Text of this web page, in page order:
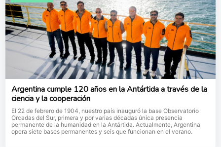
Argentina cumple 120 años en la Antártida a través de la
ciencia y la cooperación
El 22 de febrero de 1904, nuestro país inauguró la base Observatorio
Orcadas del Sur, primera y por varias décadas única presencia
permanente de la humanidad en la Antártida. Actualmente, Argentina
opera siete bases permanentes y seis que funcionan en el verano.